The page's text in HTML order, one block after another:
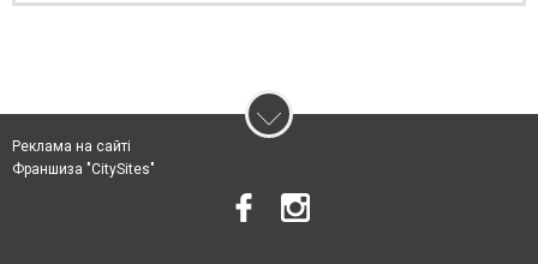
Реклама на сайті
Франшиза "CitySites"